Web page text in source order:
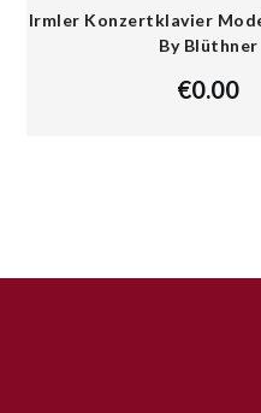
Irmler Konzertklavier
By Blüthner
€0.00